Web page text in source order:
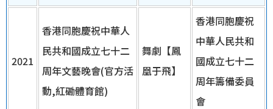
2021
香港同胞慶祝中華人
民共和國成立七十二
周年文藝晚會(官方活
動,紅磡體育館)
舞劇【鳳
凰于飛】
香港同胞慶祝
中華人民共和
國成立七十二
周年籌備委員
會